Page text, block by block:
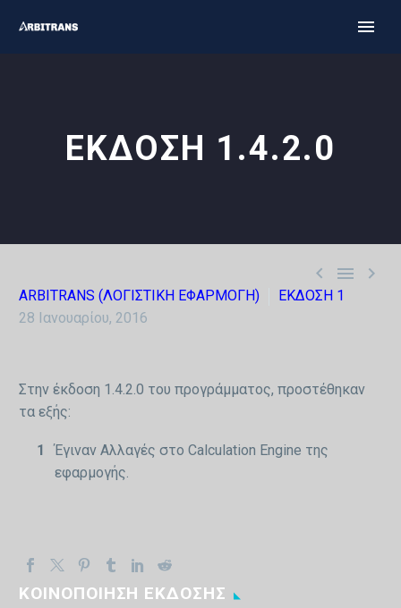
ΕΚΔΟΣΗ 1.4.2.0
  
ARBITRANS (ΛΟΓΙΣΤΙΚΗ ΕΦΑΡΜΟΓΗ)
ΕΚΔΟΣΗ 1
28 Ιανουαρίου, 2016
Στην έκδοση 1.4.2.0 του προγράμματος, προστέθηκαν
τα εξής:
Έγιναν Αλλαγές στο Calculation Engine της
εφαρμογής.
ΚΟΙΝΟΠΟΙΗΣΗ ΕΚΔΟΣΗΣ